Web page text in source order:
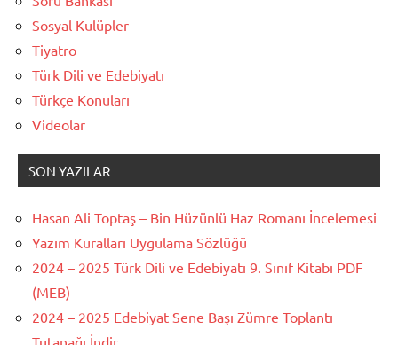
Sosyal Kulüpler
Tiyatro
Türk Dili ve Edebiyatı
Türkçe Konuları
Videolar
SON YAZILAR
Hasan Ali Toptaş – Bin Hüzünlü Haz Romanı İncelemesi
Yazım Kuralları Uygulama Sözlüğü
2024 – 2025 Türk Dili ve Edebiyatı 9. Sınıf Kitabı PDF
(MEB)
2024 – 2025 Edebiyat Sene Başı Zümre Toplantı